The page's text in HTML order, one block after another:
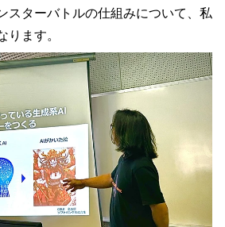
スターバトルの仕組みについて、私
ます。